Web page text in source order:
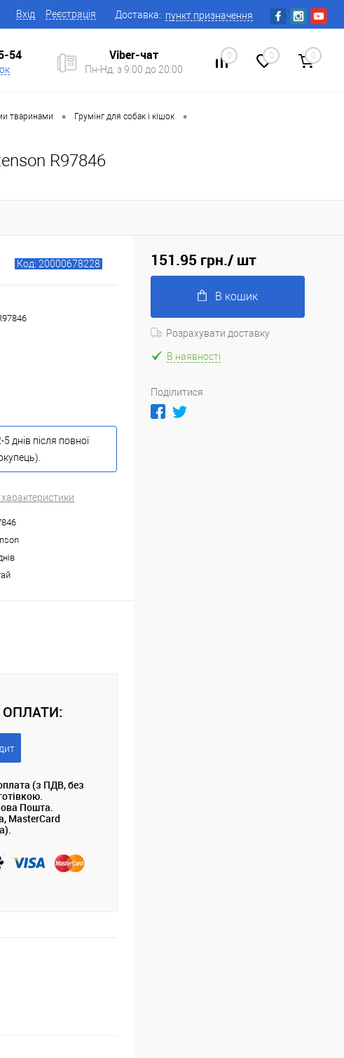
Вхід Реєстрація Доставка: пункт призначення
54 Viber-чат
Пн-Нд: з 9:00 до 20:00
0 0 0
тваринами • Грумінг для собак і кішок •
R97846
Код: 20000678228
днів після повної
характеристики
(з ПДВ, без
Пошта.
MasterCard
151.95 грн./ шт
В кошик
Розрахувати доставку
В наявності
Поділитися